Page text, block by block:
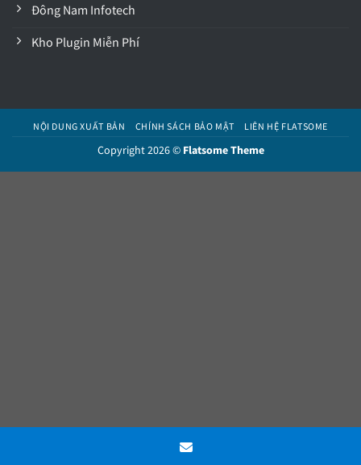
Đông Nam Infotech
Kho Plugin Miễn Phí
NỘI DUNG XUẤT BẢN CHÍNH SÁCH BẢO MẬT LIÊN HỆ FLATSOME
Copyright 2026 © Flatsome Theme